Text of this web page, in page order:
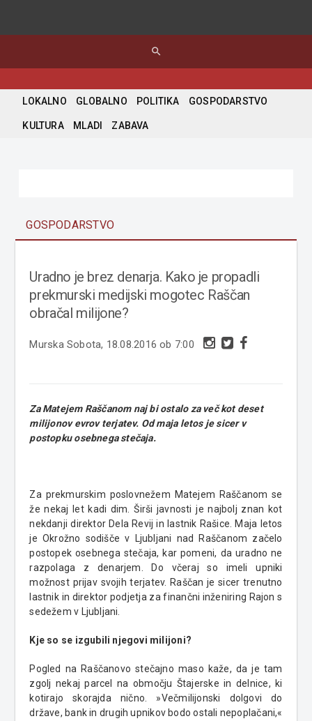
search
LOKALNO GLOBALNO POLITIKA GOSPODARSTVO
KULTURA MLADI ZABAVA
GOSPODARSTVO
Uradno je brez denarja. Kako je propadli
prekmurski medijski mogotec Raščan
obračal milijone?
Murska Sobota, 18.08.2016 ob 7:00
Za Matejem Raščanom naj bi ostalo za več kot deset
milijonov evrov terjatev. Od maja letos je sicer v
postopku osebnega stečaja.
Za prekmurskim poslovnežem Matejem Raščanom se
že nekaj let kadi dim. Širši javnosti je najbolj znan kot
nekdanji direktor Dela Revij in lastnik Rašice. Maja letos
je Okrožno sodišče v Ljubljani nad Raščanom začelo
postopek osebnega stečaja, kar pomeni, da uradno ne
razpolaga z denarjem. Do včeraj so imeli upniki
možnost prijav svojih terjatev. Raščan je sicer trenutno
lastnik in direktor podjetja za finančni inženiring Rajon s
sedežem v Ljubljani.
Kje so se izgubili njegovi milijoni?
Pogled na Raščanovo stečajno maso kaže, da je tam
zgolj nekaj parcel na območju Štajerske in delnice, ki
kotirajo skorajda nično. »Večmilijonski dolgovi do
države, bank in drugih upnikov bodo ostali nepoplačani,«